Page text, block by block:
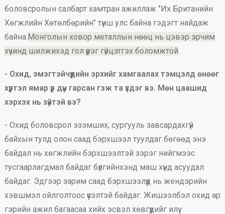
боловсролын салбарт хамтран ажиллаж ‘’Их Британийн
Хөгжлийн Хөтөлбөрийн’’ түнш улс байна гэдэгт найдаж
байна.Монголын ховор металлын нөөц нь цэвэр эрчим
хүчинд шилжихэд гол үүрэг гүйцэтгэх боломжтой.
- Охид, эмэгтэйчүүдийн эрхийг хамгаалах тэмцэлд өнөөг
хүртэл ямар үр дүн гарсан гэж та үздэг вэ. Мөн цаашид
хэрхэх нь зүйтэй вэ?
- Охид боловсрол эзэмших, сургууль завсардахгүй
байхын тулд олон саад бэрхшээл туулдаг бөгөөд энэ
байдал нь хөгжлийн бэрхшээлтэй зэрэг нийгмээс
тусгаарлагдмал байдаг бүлгийнхэнд маш хүнд асуудал
байдаг. Эдгээр зарим саад бэрхшээлүүд нь жендэрийн
хэвшмэл ойлголтоос үүсэлтэй байдаг. Жишээлбэл охид ар
гэрийн ажил багаасаа хийх эсвэл хөвгүүдийг илүү